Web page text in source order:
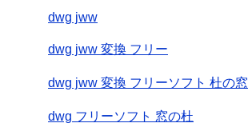
dwg jww
dwg jww 変換 フリー
dwg jww 変換 フリーソフト 杜の窓
dwg フリーソフト 窓の杜